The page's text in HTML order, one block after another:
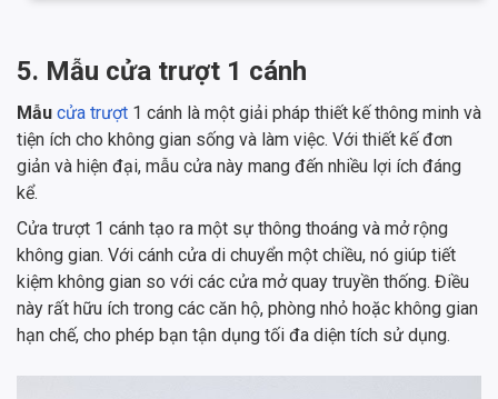
5. Mẫu cửa trượt 1 cánh
Mẫu cửa trượt 1 cánh là một giải pháp thiết kế thông minh và
tiện ích cho không gian sống và làm việc. Với thiết kế đơn
giản và hiện đại, mẫu cửa này mang đến nhiều lợi ích đáng
kể.
Cửa trượt 1 cánh tạo ra một sự thông thoáng và mở rộng
không gian. Với cánh cửa di chuyển một chiều, nó giúp tiết
kiệm không gian so với các cửa mở quay truyền thống. Điều
này rất hữu ích trong các căn hộ, phòng nhỏ hoặc không gian
hạn chế, cho phép bạn tận dụng tối đa diện tích sử dụng.